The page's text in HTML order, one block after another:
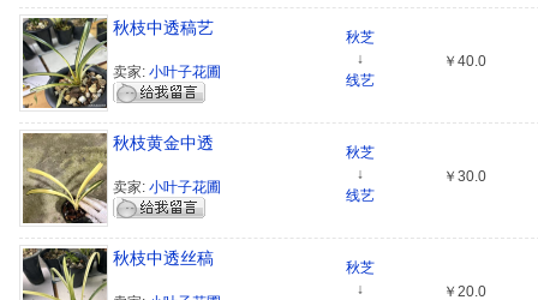
秋枝中透稿艺
卖家: 小叶子花圃
秋芝
↓
线艺
￥40.0
秋枝黄金中透
卖家: 小叶子花圃
秋芝
↓
线艺
￥30.0
秋枝中透丝稿
秋芝
↓
￥20.0